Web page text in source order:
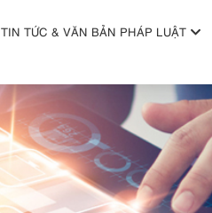
TIN TỨC & VĂN BẢN PHÁP LUẬT